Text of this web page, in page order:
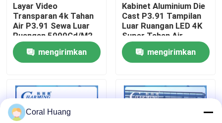
Hubungi kami
Berita
Quote request suatu
Tampilan Dinding Video LED
Layar Video
Transparan 4k Tahan
Air P3.91 Sewa Luar
Ruangan 5000Cd/M2
mengirimkan
Kabinet Aluminium Die
Cast P3.91 Tampilan
Luar Ruangan LED 4K
Super Tahan Air
mengirimkan
Coral Huang